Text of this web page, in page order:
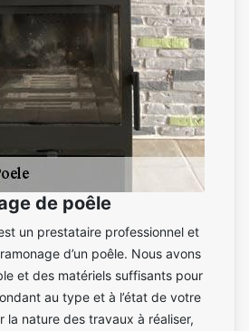
de poêle
un prestataire professionnel et
d’un poêle. Nous avons
et des matériels suffisants pour
au type et à l’état de votre
la nature des travaux à réaliser,